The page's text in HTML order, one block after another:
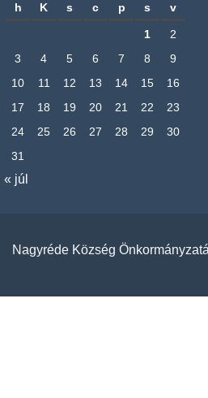
h K s c p s v
1
2
3
4 5 6 7 8
9
10
11 12 13 14 15
16
17
18 19 20 21 22
23
24
25 26 27 28 29
30
31
« júl
Nagyréde Község